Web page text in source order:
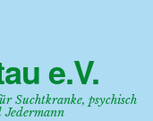
e.V.
Suchtkranke, psychisch
Jedermann